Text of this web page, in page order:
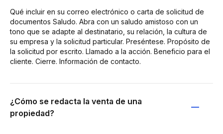
Qué incluir en su correo electrónico o carta de solicitud de
documentos Saludo. Abra con un saludo amistoso con un
tono que se adapte al destinatario, su relación, la cultura de
su empresa y la solicitud particular. Preséntese. Propósito de
la solicitud por escrito. Llamado a la acción. Beneficio para el
cliente. Cierre. Información de contacto.
¿Cómo se redacta la venta de una
propiedad?